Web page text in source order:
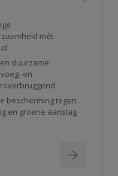
mét
duurzame
en
bescherming tegen
en groene aanslag